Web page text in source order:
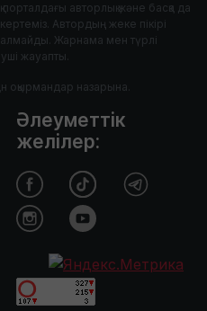
порталдағы авторлық және басқа да
Автордың жеке пікірі
Жарнама мен түрлі
жауапты.
оқырмандар назарына.
Әлеуметтік
желілер: